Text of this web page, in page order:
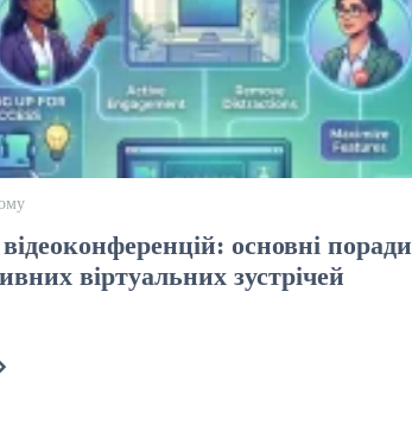
основні поради
віртуальних зустрічей